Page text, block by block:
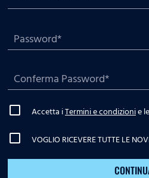
Accetta iTermini e condizionie le
VOGLIO RICEVERE TUTTE LE